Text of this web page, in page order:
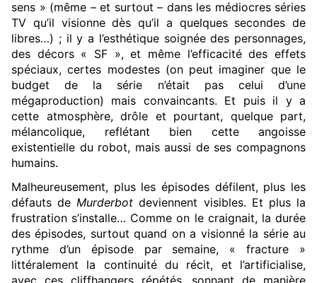
sens » (même – et surtout – dans les médiocres séries
TV qu’il visionne dès qu’il a quelques secondes de
libres…) ; il y a l’esthétique soignée des personnages,
des décors « SF », et même l’efficacité des effets
spéciaux, certes modestes (on peut imaginer que le
budget de la série n’était pas celui d’une
mégaproduction) mais convaincants. Et puis il y a
cette atmosphère, drôle et pourtant, quelque part,
mélancolique, reflétant bien cette angoisse
existentielle du robot, mais aussi de ses compagnons
humains.
Malheureusement, plus les épisodes défilent, plus les
défauts de Murderbot deviennent visibles. Et plus la
frustration s’installe… Comme on le craignait, la durée
des épisodes, surtout quand on a visionné la série au
rythme d’un épisode par semaine, « fracture »
littéralement la continuité du récit, et l’artificialise,